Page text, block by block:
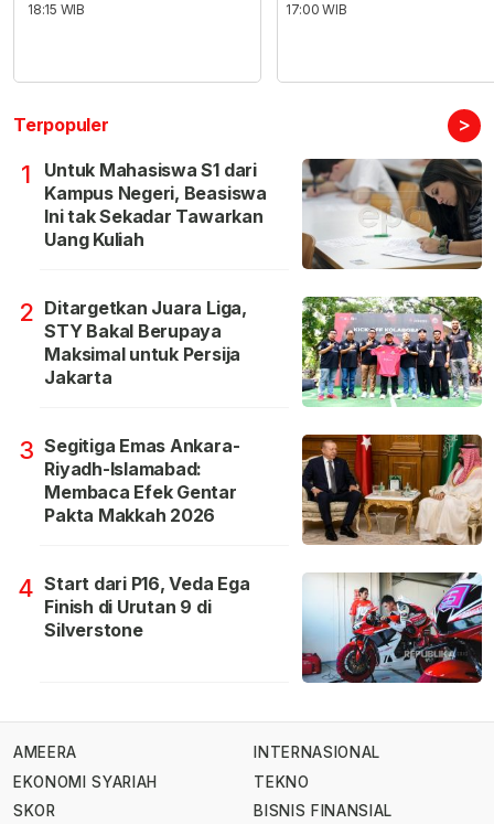
18:15 WIB
17:00 WIB
Terpopuler >
1
Untuk Mahasiswa S1 dari
Kampus Negeri, Beasiswa
Ini tak Sekadar Tawarkan
Uang Kuliah
2 Ditargetkan Juara Liga,
STY Bakal Berupaya
Maksimal untuk Persija
Jakarta
3 Segitiga Emas Ankara-
Riyadh-Islamabad:
Membaca Efek Gentar
Pakta Makkah 2026
4 Start dari P16, Veda Ega
Finish di Urutan 9 di
Silverstone
AMEERA
EKONOMI SYARIAH
SKOR
INTERNASIONAL
TEKNO
BISNIS FINANSIAL